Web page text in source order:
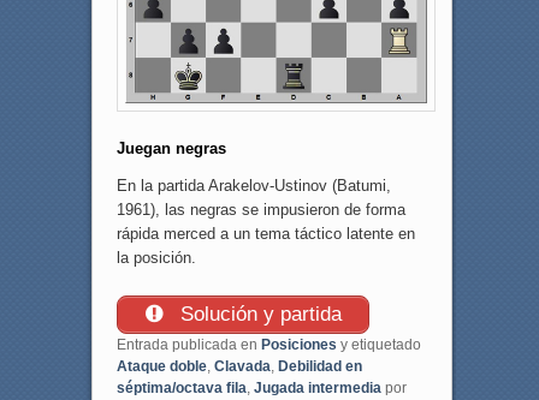
Juegan negras
En la partida Arakelov-Ustinov (Batumi,
1961), las negras se impusieron de forma
rápida merced a un tema táctico latente en
la posición.
Solución y partida
Entrada publicada en Posiciones y etiquetado
Ataque doble, Clavada, Debilidad en
séptima/octava fila, Jugada intermediapor